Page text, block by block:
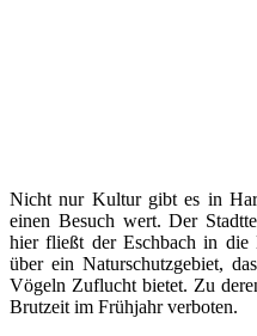
Nicht nur Kultur gibt es in
einen Besuch wert. Der
hier fließt der Eschbach in
über ein Naturschutzgebiet,
Vögeln Zuflucht bietet. Zu
Brutzeit im Frühjahr verboten.